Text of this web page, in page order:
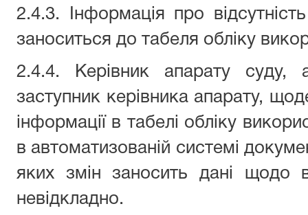
2.4.3. Інформація про
заноситься до табеля обліку
2.4.4. Керівник апарату суду,
заступник керівника апарату,
інформації в табелі обліку
в автоматизованій системі
яких змін заносить дані щодо
невідкладно.